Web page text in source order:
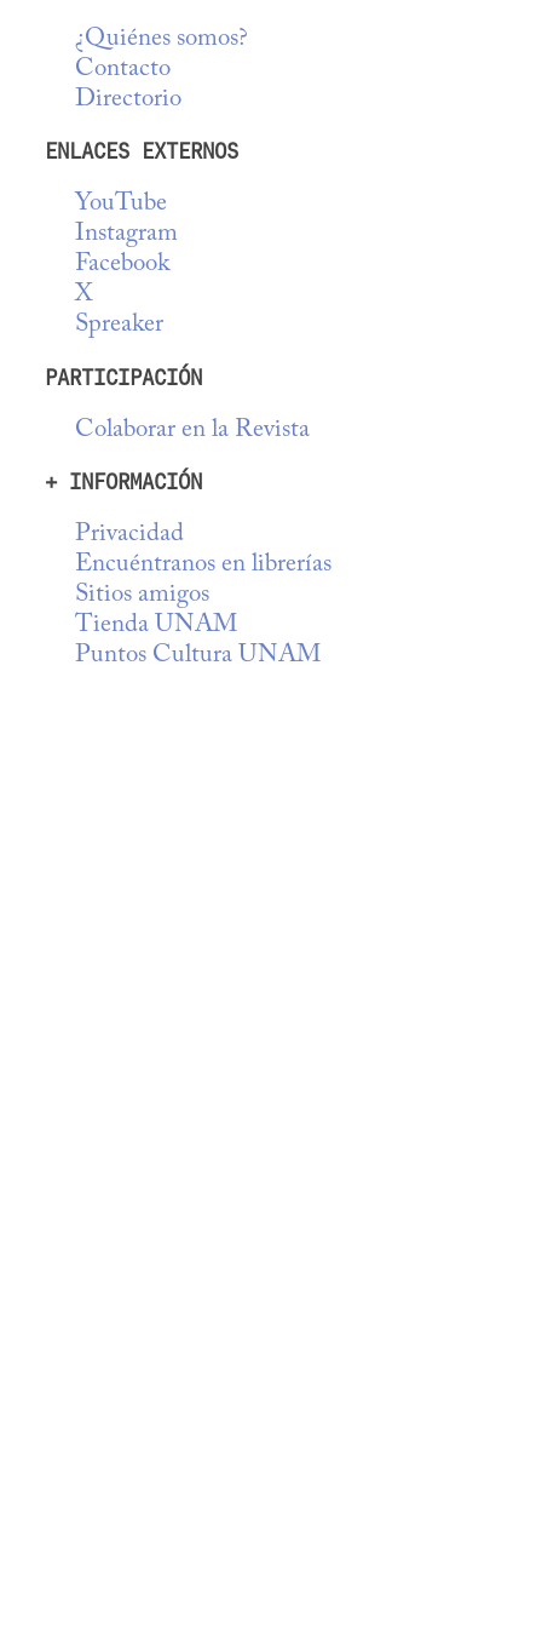
¿Quiénes somos?
Contacto
Directorio
ENLACES EXTERNOS
YouTube
Instagram
Facebook
X
Spreaker
PARTICIPACIÓN
Colaborar en la Revista
+ INFORMACIÓN
Privacidad
Encuéntranos en librerías
Sitios amigos
Tienda UNAM
Puntos Cultura UNAM